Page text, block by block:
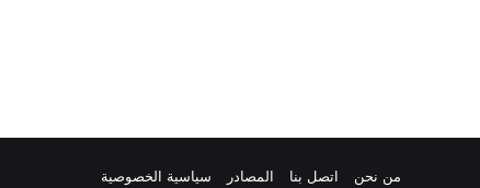
من نحن اتصل بنا المصادر سياسية الخصوصية